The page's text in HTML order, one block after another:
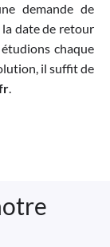
demande de
date de retour
chaque
il suffit de
.